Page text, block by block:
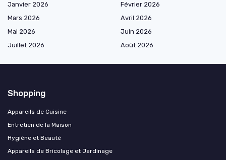
Janvier 2026
Février 2026
Mars 2026
Avril 2026
Mai 2026
Juin 2026
Juillet 2026
Août 2026
Shopping
Appareils de Cuisine
Entretien de la Maison
Hygiène et Beauté
Appareils de Bricolage et Jardinage